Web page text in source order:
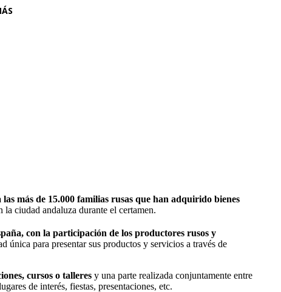
más de 15.000 familias rusas que han adquirido bienes
ciudad andaluza durante el certamen.
con la participación de los productores rusos y
única para presentar sus productos y servicios a través de
cursos o talleres y una parte realizada conjuntamente entre
de interés, fiestas, presentaciones, etc.